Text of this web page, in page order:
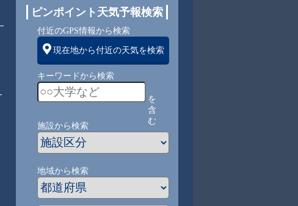
1 1 1 1
ピンポイント天気予報検索
付近のGPS情報から検索
現在地から付近の天気を検索
キーワードから検索
を
含
む
施設から検索
地域から検索